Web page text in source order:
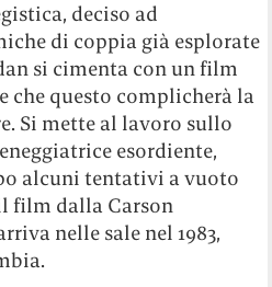
deciso ad
di coppia già esplorate
si cimenta con un film
che questo complicherà la
Si mette al lavoro sullo
esordiente,
alcuni tentativi a vuoto
film dalla Carson
nelle sale nel 1983,